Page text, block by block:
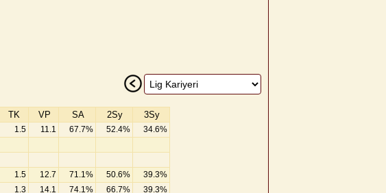
TK VP SA 2Sy 3Sy
1.5 11.1 67.7% 52.4%
34.6%
1.5 12.7 71.1% 50.6%
39.3%
1.3 14.1 74.1% 66.7% 39.3%